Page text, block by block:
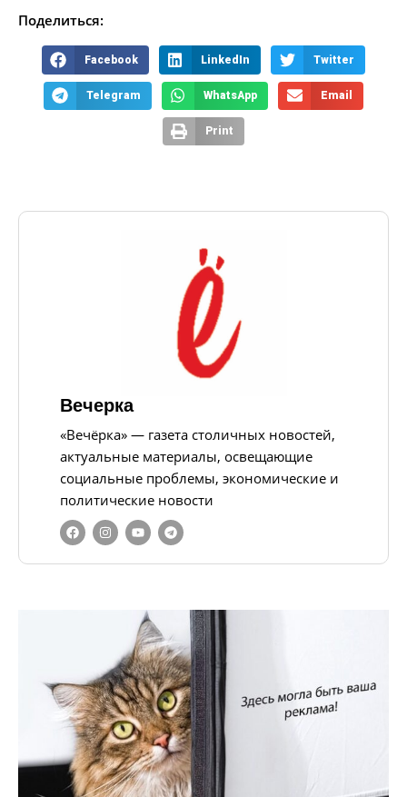
Поделиться:
Facebook LinkedIn Twitter
Telegram WhatsApp Email
Print
Вечерка
«Вечёрка» — газета столичных новостей,
актуальные материалы, освещающие
социальные проблемы, экономические и
политические новости